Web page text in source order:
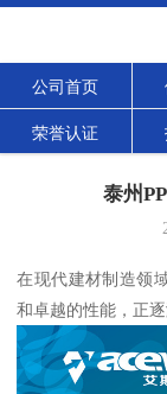
公司首页
荣誉认证
泰州
在现代建材制造领
和卓越的性能，正